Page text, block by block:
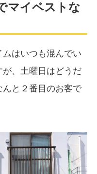
マイベストな
はいつも混んでい
、土曜日はどうだ
と２番目のお客で